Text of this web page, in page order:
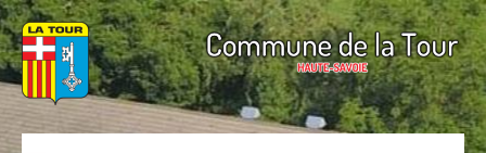
Aller au contenu
Commune de La Tour
HAUTE-SAVOIE